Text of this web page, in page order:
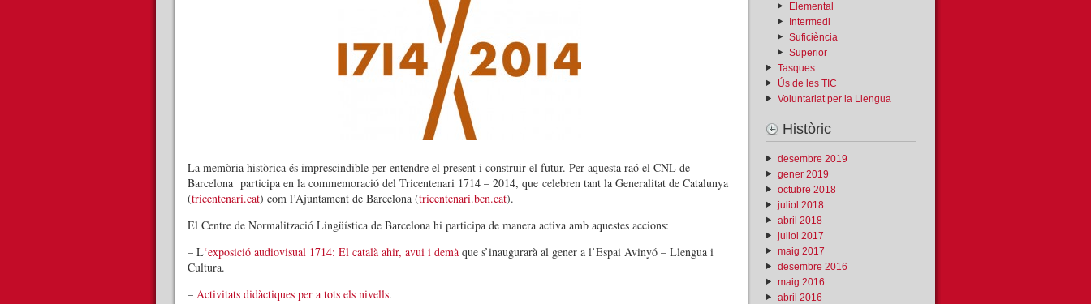
La memòria històrica és imprescindible per entendre el present i construir el futur. Per aquesta raó el CNL de
Barcelona participa en la commemoració del Tricentenari 1714 – 2014, que celebren tant la Generalitat de Catalunya
(tricentenari.cat) com l’Ajuntament de Barcelona (tricentenari.bcn.cat).
El Centre de Normalització Lingüística de Barcelona hi participa de manera activa amb aquestes accions:
– L‘exposició audiovisual 1714: El català ahir, avui i demà que s’inaugurarà al gener a l’Espai Avinyó – Llengua i
Cultura.
– Activitats didàctiques per a tots els nivells.
Elemental
Intermedi
Suficiència
Superior
Tasques
Ús de les TIC
Voluntariat per la Llengua
Històric
desembre 2019
gener 2019
octubre 2018
juliol 2018
abril 2018
juliol 2017
maig 2017
desembre 2016
maig 2016
abril 2016